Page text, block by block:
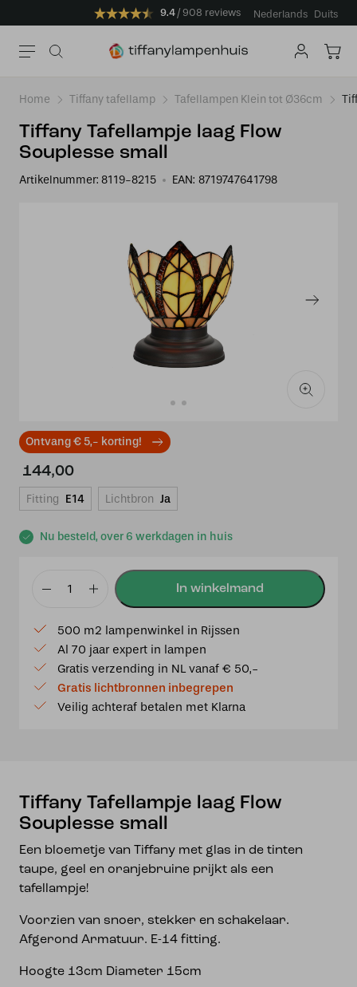
9.4 908 reviews Nederlands Duits
Home Tiffany tafellamp Tafellampen Klein tot Ø36cm
Tiffany Tafellampje laag Flow
Souplesse small
Artikelnummer: 8119-8215 EAN: 8719747641798
Ontvang € 5,- korting!
Nu besteld, over 6 werkdagen in huis
144,00
Fitting E14 Lichtbron Ja
Tiffany
laag
Flow
Souplesse
small
aantal
500 m2 lampenwinkel in Rijssen
Al 70 jaar expert in lampen
Gratis verzending in NL vanaf € 50,-
Gratis lichtbronnen inbegrepen
Veilig achteraf betalen met Klarna
Tiffany Tafellampje laag Flow
Souplesse small
Een bloemetje van Tiffany met glas in de tinten
taupe, geel en oranjebruine prijkt als een
tafellampje!
Voorzien van snoer, stekker en schakelaar.
Afgerond Armatuur. E-14 fitting.
Hoogte 13cm Diameter 15cm